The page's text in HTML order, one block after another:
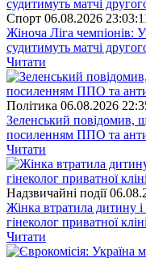
Спорт 06.08.2026
Жіноча Ліга чемпіонів:
судитимуть матчі
Читати
Полiтика 06.08.2026
Зеленський повідомив,
посиленням ППО та
Читати
Надзвичайні події
Жінка втратила дитину і
гінеколог приватної
Читати